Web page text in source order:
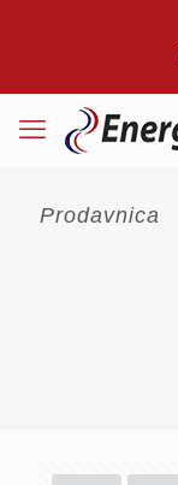
Prodavnica